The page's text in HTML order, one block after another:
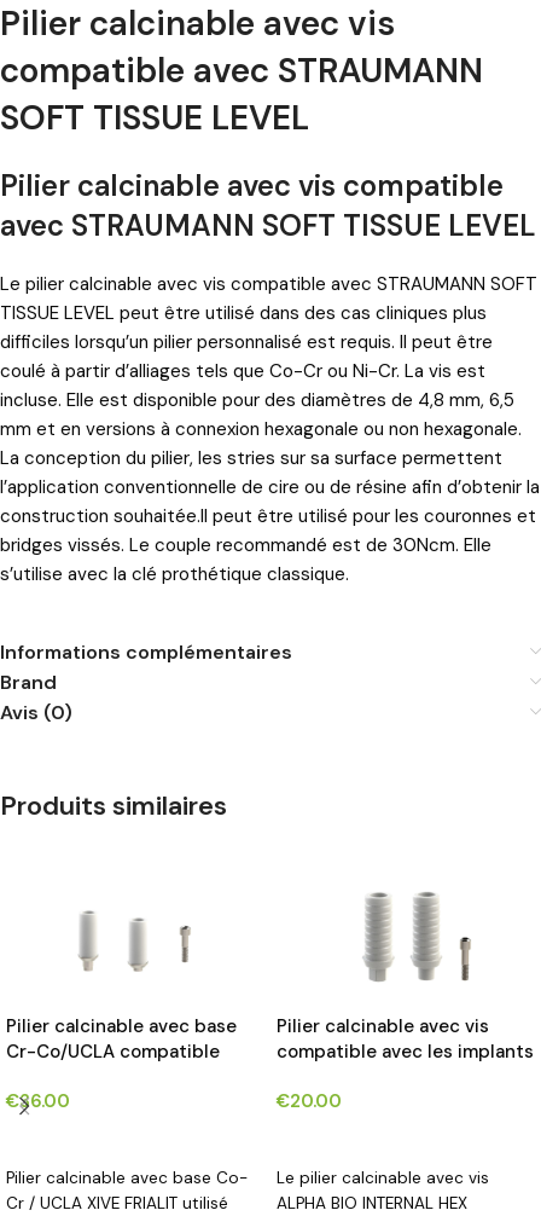
Pilier calcinable avec vis
compatible avec STRAUMANN
SOFT TISSUE LEVEL
Pilier calcinable avec vis compatible
avec STRAUMANN SOFT TISSUE LEVEL
Le pilier calcinable avec vis compatible avec STRAUMANN SOFT
TISSUE LEVEL peut être utilisé dans des cas cliniques plus
difficiles lorsqu’un pilier personnalisé est requis. Il peut être
coulé à partir d’alliages tels que Co-Cr ou Ni-Cr. La vis est
incluse. Elle est disponible pour des diamètres de 4,8 mm, 6,5
mm et en versions à connexion hexagonale ou non hexagonale.
La conception du pilier, les stries sur sa surface permettent
l’application conventionnelle de cire ou de résine afin d’obtenir la
construction souhaitée.Il peut être utilisé pour les couronnes et
bridges vissés. Le couple recommandé est de 30Ncm. Elle
s’utilise avec la clé prothétique classique.
Informations complémentaires
Brand
Avis (0)
Produits similaires
Pilier calcinable avec base
Cr-Co/UCLA compatible
FRIALIT® DENTSPLY*
€36.00
Pilier calcinable avec base Co-
Cr / UCLA XIVE FRIALIT utilisé
Pilier calcinable avec vis
compatible avec les implants
CONNECTION ®*
€20.00
Le pilier calcinable avec vis
ALPHA BIO INTERNAL HEX